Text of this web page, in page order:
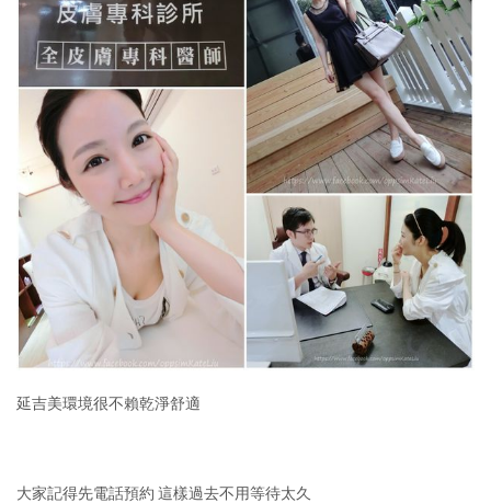
延吉美環境很不賴乾淨舒適
大家記得先電話預約 這樣過去不用等待太久